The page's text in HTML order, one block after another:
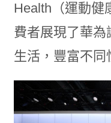
Health（運動健
費者展現了華
生活，豐富不同